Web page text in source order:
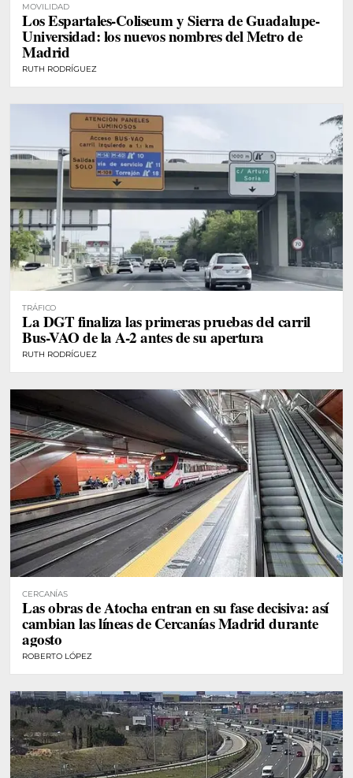
MOVILIDAD
Los Espartales-Coliseum y Sierra de Guadalupe-
Universidad: los nuevos nombres del Metro de
Madrid
RUTH RODRÍGUEZ
TRÁFICO
La DGT finaliza las primeras pruebas del carril
Bus-VAO de la A-2 antes de su apertura
RUTH RODRÍGUEZ
CERCANÍAS
Las obras de Atocha entran en su fase decisiva: así
cambian las líneas de Cercanías Madrid durante
agosto
ROBERTO LÓPEZ